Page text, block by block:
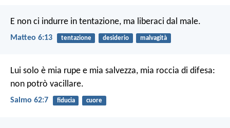
E non ci indurre in tentazione, ma liberaci dal male.
Matteo 6:13 tentazione desiderio malvagità
Lui solo è mia rupe e mia salvezza, mia roccia di difesa:
non potrò vacillare.
Salmo 62:7 fiducia cuore